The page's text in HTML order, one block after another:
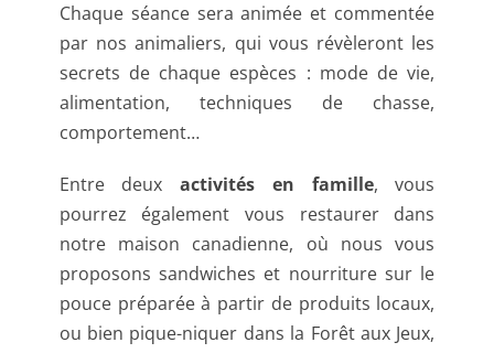
Chaque séance sera animée et commentée
par nos animaliers, qui vous révèleront les
secrets de chaque espèces : mode de vie,
alimentation, techniques de chasse,
comportement…
Entre deuxactivités en famille, vous
pourrez également vous restaurer dans
notre maison canadienne, où nous vous
proposons sandwiches et nourriture sur le
pouce préparée à partir de produits locaux,
ou bien pique-niquer dans la Forêt aux Jeux,